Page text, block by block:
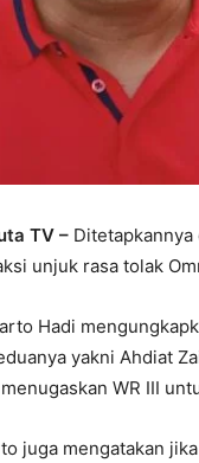
TV –
unjuk rasa tolak
Hadi
yakni Ahdiat
WR III
juga mengatakan